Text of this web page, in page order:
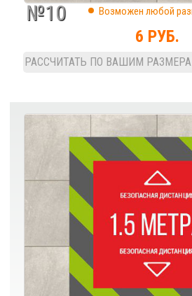
№10 Возможен любой
6 РУБ.
РАССЧИТАТЬ ПО ВАШИМ